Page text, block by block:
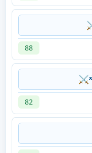
88
82